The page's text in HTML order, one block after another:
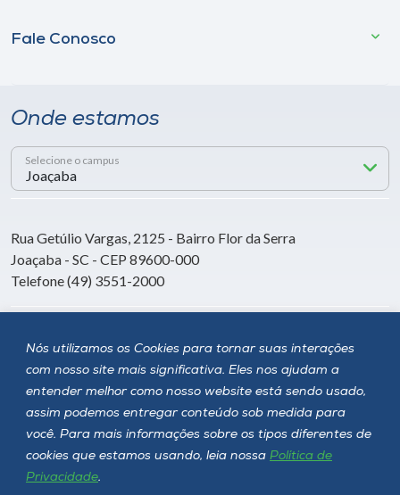
Nós utilizamos os Cookies para tornar suas interações
com nosso site mais significativa. Eles nos ajudam a
entender melhor como nosso website está sendo usado,
assim podemos entregar conteúdo sob medida para
você. Para mais informações sobre os tipos diferentes de
cookies que estamos usando, leia nossa Política de
Privacidade.
Fale Conosco
Onde estamos
Selecione o campus
Rua Getúlio Vargas, 2125 - Bairro Flor da Serra
Joaçaba - SC - CEP 89600-000
Telefone (49) 3551-2000
Siga a Unoesc